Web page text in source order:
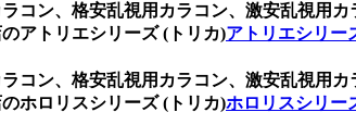
コン、格安乱視用カラコン、激安乱視用
アトリエシリーズ (トリカ)アトリエシリー
コン、格安乱視用カラコン、激安乱視用
ホロリスシリーズ (トリカ)ホロリスシリー